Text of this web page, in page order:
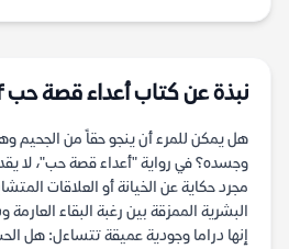
نبذة عن كتاب أعداء قصة حب pdf
هل يمكن للمرء أن ينجو حقاً من الجحيم
وجسده؟ في رواية "أعداء قصة حب"، لا
مجرد حكاية عن الخيانة أو العلاقات
البشرية الممزقة بين رغبة البقاء العارمة
إنها دراما وجودية عميقة تتساءل: هل